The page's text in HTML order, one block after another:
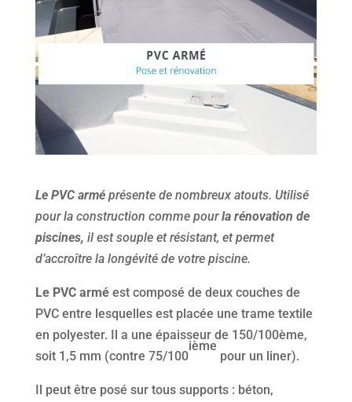
Le PVC arméprésente de nombreux atouts. Utilisé
pour la construction comme pourla rénovation de
piscines, il est souple et résistant, et permet
d’accroître la longévité de votre piscine.
Le PVC arméest composé de deux couches de
PVC entre lesquelles est placée une trame textile
en polyester. Il a une épaisseur de 150/100ème,
soit 1,5 mm (contre 75/100
ième
pour un liner).
Il peut être posé sur tous supports : béton,